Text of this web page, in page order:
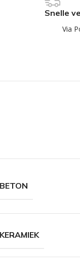
Snelle
Via